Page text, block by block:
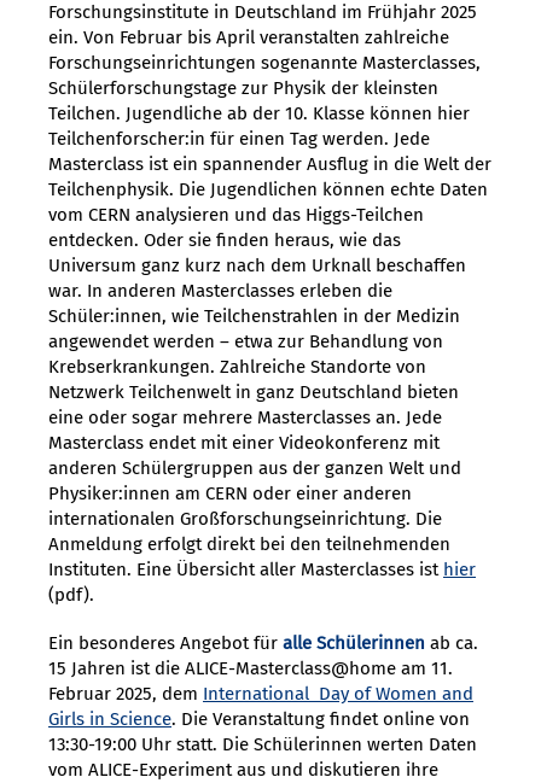
Forschungsinstitute in Deutschland im Frühjahr 2025
ein. Von Februar bis April veranstalten zahlreiche
Forschungseinrichtungen sogenannte Masterclasses,
Schülerforschungstage zur Physik der kleinsten
Teilchen. Jugendliche ab der 10. Klasse können hier
Teilchenforscher:in für einen Tag werden. Jede
Masterclass ist ein spannender Ausflug in die Welt der
Teilchenphysik. Die Jugendlichen können echte Daten
vom CERN analysieren und das Higgs-Teilchen
entdecken. Oder sie finden heraus, wie das
Universum ganz kurz nach dem Urknall beschaffen
war. In anderen Masterclasses erleben die
Schüler:innen, wie Teilchenstrahlen in der Medizin
angewendet werden – etwa zur Behandlung von
Krebserkrankungen. Zahlreiche Standorte von
Netzwerk Teilchenwelt in ganz Deutschland bieten
eine oder sogar mehrere Masterclasses an. Jede
Masterclass endet mit einer Videokonferenz mit
anderen Schülergruppen aus der ganzen Welt und
Physiker:innen am CERN oder einer anderen
internationalen Großforschungseinrichtung. Die
Anmeldung erfolgt direkt bei den teilnehmenden
Instituten. Eine Übersicht aller Masterclasses ist hier
(pdf).
Ein besonderes Angebot für alle Schülerinnen ab ca.
15 Jahren ist die ALICE-Masterclass@home am 11.
Februar 2025, dem International Day of Women and
Girls in Science. Die Veranstaltung findet online von
13:30-19:00 Uhr statt. Die Schülerinnen werten Daten
vom ALICE-Experiment aus und diskutieren ihre